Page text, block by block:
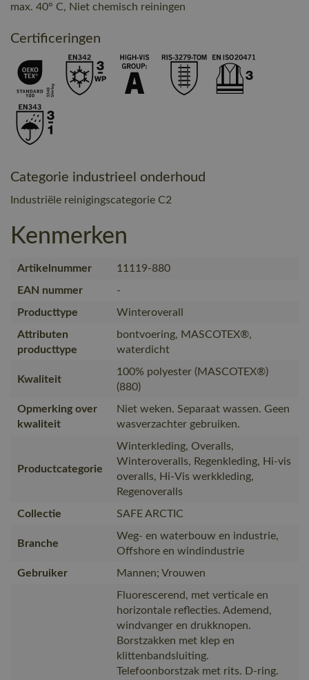
max. 40° C, Niet chemisch reiningen
Certificeringen
Categorie industrieel onderhoud
Industriële reinigingscategorie C2
Kenmerken
Artikelnummer
11119-880
EAN nummer
-
Producttype
Winteroverall
Attributen
producttype
bontvoering, MASCOTEX®,
waterdicht
Kwaliteit
100% polyester (MASCOTEX®)
(880)
Opmerking over
kwaliteit
Niet weken. Separaat wassen. Geen
wasverzachter gebruiken.
Productcategorie
Winterkleding, Overalls,
Winteroveralls, Regenkleding, Hi-vis
overalls, Hi-Vis werkkleding,
Regenoveralls
Collectie
SAFE ARCTIC
Branche
Weg- en waterbouw en industrie,
Offshore en windindustrie
Gebruiker
Mannen; Vrouwen
Fluorescerend, met verticale en
horizontale reflecties. Ademend,
windvanger en drukknopen.
Borstzakken met klep en
klittenbandsluiting.
Telefoonborstzak met rits. D-ring.